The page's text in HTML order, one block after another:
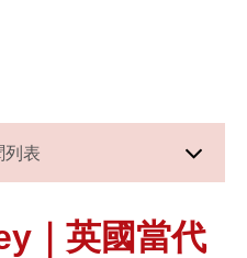
表
｜英國當代